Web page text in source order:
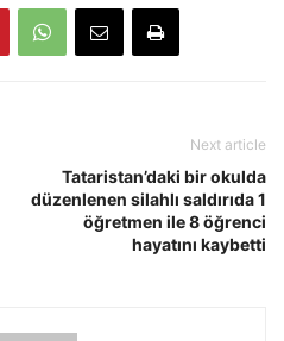
Next article
Tataristan’daki bir okulda
düzenlenen silahlı saldırıda 1
öğretmen ile 8 öğrenci
hayatını kaybetti